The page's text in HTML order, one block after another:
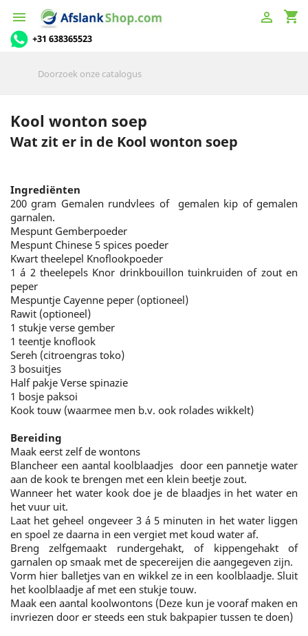
 shopping_cart

+31 638365523
Kool wonton soep
Wat zit er in de Kool wonton soep
Ingrediënten
200 gram Gemalen rundvlees of gemalen kip of gemalen
garnalen.
Mespunt Gemberpoeder
Mespunt Chinese 5 spices poeder
Kwart theelepel Knoflookpoeder
1 á 2 theelepels Knor drinkbouillon tuinkruiden of zout en
peper
Mespuntje Cayenne peper (optioneel)
Rawit (optioneel)
1 stukje verse gember
1 teentje knoflook
Sereh (citroengras toko)
3 bosuitjes
Half pakje Verse spinazie
1 bosje paksoi
Kook touw (waarmee men b.v. ook rolades wikkelt)
Bereiding
Maak eerst zelf de wontons
Blancheer een aantal koolblaadjes door een pannetje water
aan de kook te brengen met een klein beetje zout.
Wanneer het water kook doe je de blaadjes in het water en
het vuur uit.
Laat het geheel ongeveer 3 á 5 minuten in het water liggen
en spoel ze daarna in een vergiet met koud water af.
Breng zelfgemaakt rundergehakt, of kippengehakt of
garnalen op smaak met de specereijen die aangegeven zijn.
Vorm hier balletjes van en wikkel ze in een koolblaadje. Sluit
het koolblaadje af met een stukje touw.
Maak een aantal koolwontons (Deze kun je vooraf maken en
invriezen door er steeds een stuk bakpapier tussen te doen)